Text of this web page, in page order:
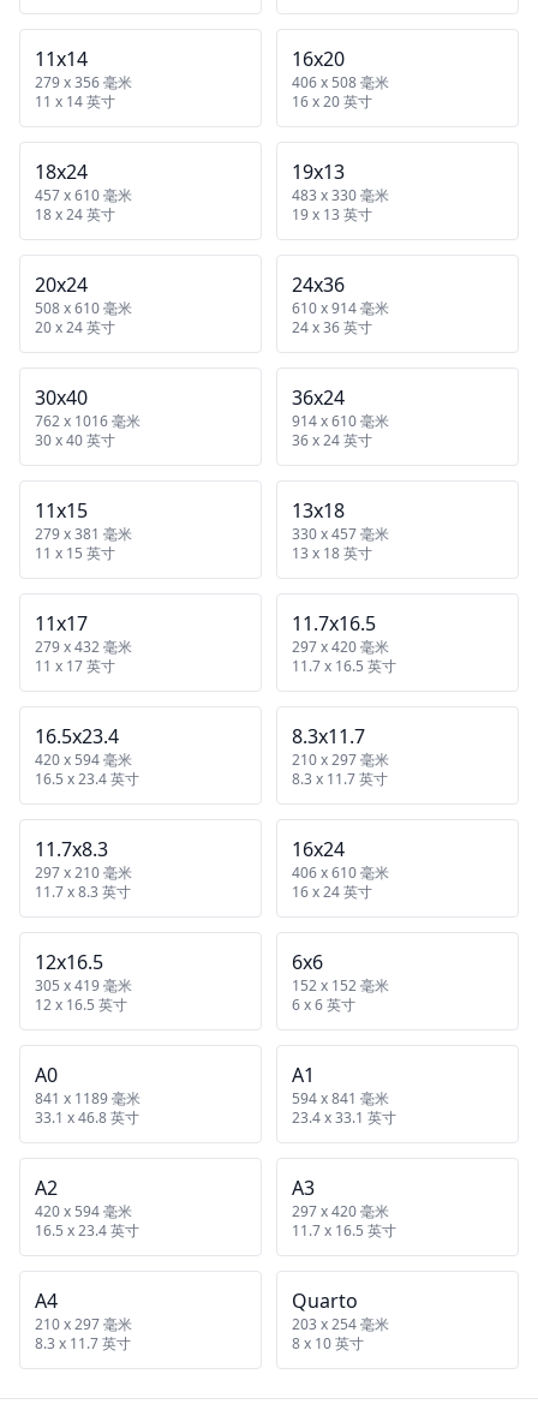
11x14
279 x 356 毫米
11 x 14 英寸
16x20
406 x 508 毫米
16 x 20 英寸
18x24
457 x 610 毫米
18 x 24 英寸
19x13
483 x 330 毫米
19 x 13 英寸
20x24
508 x 610 毫米
20 x 24 英寸
24x36
610 x 914 毫米
24 x 36 英寸
30x40
762 x 1016 毫米
30 x 40 英寸
36x24
914 x 610 毫米
36 x 24 英寸
11x15
279 x 381 毫米
11 x 15 英寸
13x18
330 x 457 毫米
13 x 18 英寸
11x17
279 x 432 毫米
11 x 17 英寸
11.7x16.5
297 x 420 毫米
11.7 x 16.5 英寸
16.5x23.4
420 x 594 毫米
16.5 x 23.4 英寸
8.3x11.7
210 x 297 毫米
8.3 x 11.7 英寸
11.7x8.3
297 x 210 毫米
11.7 x 8.3 英寸
16x24
406 x 610 毫米
16 x 24 英寸
12x16.5
305 x 419 毫米
12 x 16.5 英寸
6x6
152 x 152 毫米
6 x 6 英寸
A0
841 x 1189 毫米
33.1 x 46.8 英寸
A1
594 x 841 毫米
23.4 x 33.1 英寸
A2
420 x 594 毫米
16.5 x 23.4 英寸
A3
297 x 420 毫米
11.7 x 16.5 英寸
A4
210 x 297 毫米
8.3 x 11.7 英寸
Quarto
203 x 254 毫米
8 x 10 英寸